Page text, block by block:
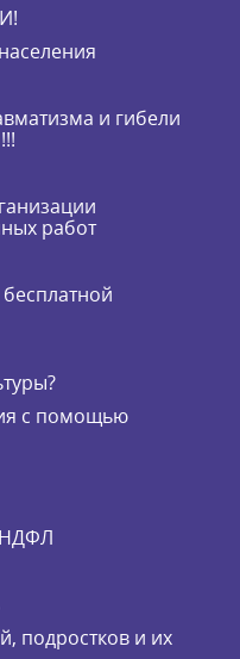
и гибели
работ
с помощью
НДФЛ
подростков и их